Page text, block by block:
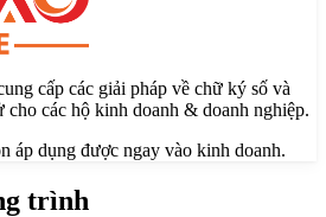
cấp các giải pháp về chữ ký số và
cho các hộ kinh doanh & doanh nghiệp.
áp dụng được ngay vào kinh doanh.
trình